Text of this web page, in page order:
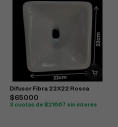
Difusor Fibra 22X22 Rosca
$65000
3 cuotas de $21667 sin interés